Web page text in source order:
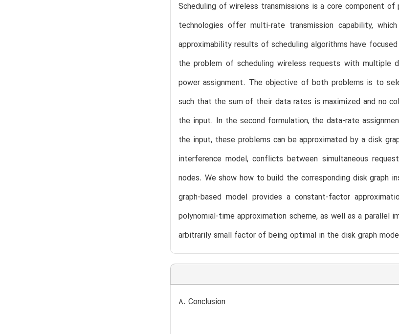
Scheduling of wireless transmissions is a core component
technologies offer multi-rate transmission capability,
approximability results of scheduling algorithms have
the problem of scheduling wireless requests with multiple
power assignment. The objective of both problems is to
such that the sum of their data rates is maximized and no
the input. In the second formulation, the data-rate
the input, these problems can be approximated by a disk
interference model, conflicts between simultaneous
nodes. We show how to build the corresponding disk graph
graph-based model provides a constant-factor
polynomial-time approximation scheme, as well as a
arbitrarily small factor of being optimal in the disk graph
8. Conclusion